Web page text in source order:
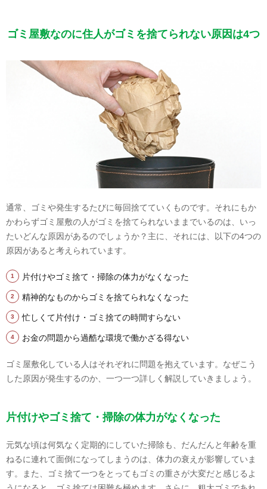
ゴミ屋敷なのに住人がゴミを捨てられない原因は4つ
通常、ゴミや発生するたびに毎回捨てていくものです。それにもか
かわらずゴミ屋敷の人がゴミを捨てられないままでいるのは、いっ
たいどんな原因があるのでしょうか？主に、それには、以下の4つの
原因があると考えられています。
片付けやゴミ捨て・掃除の体力がなくなった
精神的なものからゴミを捨てられなくなった
忙しくて片付け・ゴミ捨ての時間すらない
お金の問題から過酷な環境で働かざる得ない
ゴミ屋敷化している人はそれぞれに問題を抱えています。なぜこう
した原因が発生するのか、一つ一つ詳しく解説していきましょう。
片付けやゴミ捨て・掃除の体力がなくなった
元気な頃は何気なく定期的にしていた掃除も、だんだんと年齢を重
ねるに連れて面倒になってしまうのは、体力の衰えが影響していま
す。また、ゴミ捨て一つをとってもゴミの重さが大変だと感じるよ